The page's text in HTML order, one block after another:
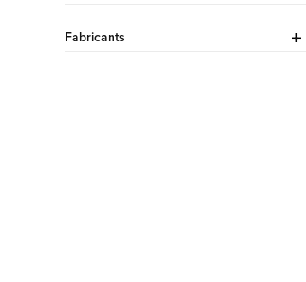
Fabricants